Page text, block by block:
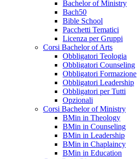
Bachelor of Ministry
Bach50
Bible School
Pacchetti Tematici
Licenza per Gruppi
Corsi Bachelor of Arts
Obbligatori Teologia
Obbligatori Counseling
Obbligatori Formazione
Obbligatori Leadership
Obbligatori per Tutti
Opzionali
Corsi Bachelor of Ministry
BMin in Theology
BMin in Counseling
BMin in Leadership
BMin in Chaplaincy
BMin in Education